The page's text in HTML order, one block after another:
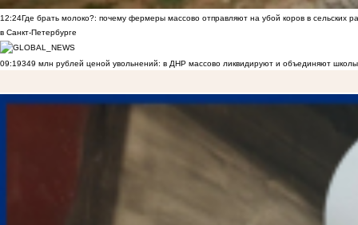
12:24Где брать молоко?: почему фермеры массово отправляют на убой коров в сельских
в Санкт-Петербурге
09:19349 млн рублей ценой увольнений: в ДНР массово ликвидируют и объединяют